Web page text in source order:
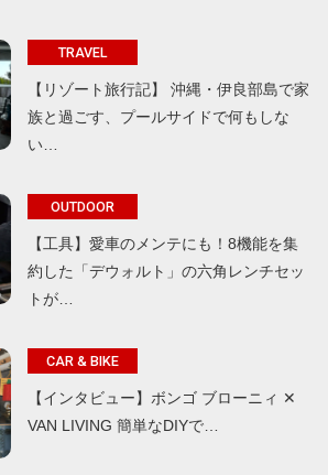
TRAVEL
【リゾート旅行記】 沖縄・伊良部島で家
族と過ごす、プールサイドで何もしな
い…
OUTDOOR
【工具】愛車のメンテにも！8機能を集
約した「デウォルト」の六角レンチセッ
トが…
CAR & BIKE
【インタビュー】ボンゴ ブローニィ ✕
VAN LIVING 簡単なDIYで…